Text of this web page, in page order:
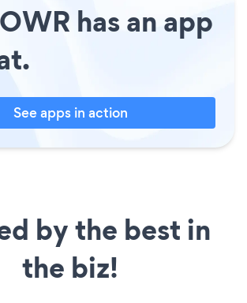
has an app
See apps in action
by the best in
the biz!